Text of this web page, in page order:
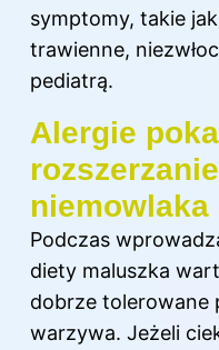
symptomy, takie
trawienne,
pediatrą.
Alergie
niemowlaka
Podczas
diety maluszka
dobrze tolerowane
warzywa. Jeżeli